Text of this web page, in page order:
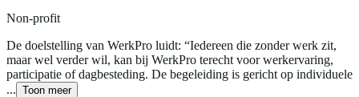
Non-profit
De doelstelling van WerkPro luidt: “Iedereen die zonder werk zit,
maar wel verder wil, kan bij WerkPro terecht voor werkervaring,
participatie of dagbesteding. De begeleiding is gericht op individuele
... Toon meer